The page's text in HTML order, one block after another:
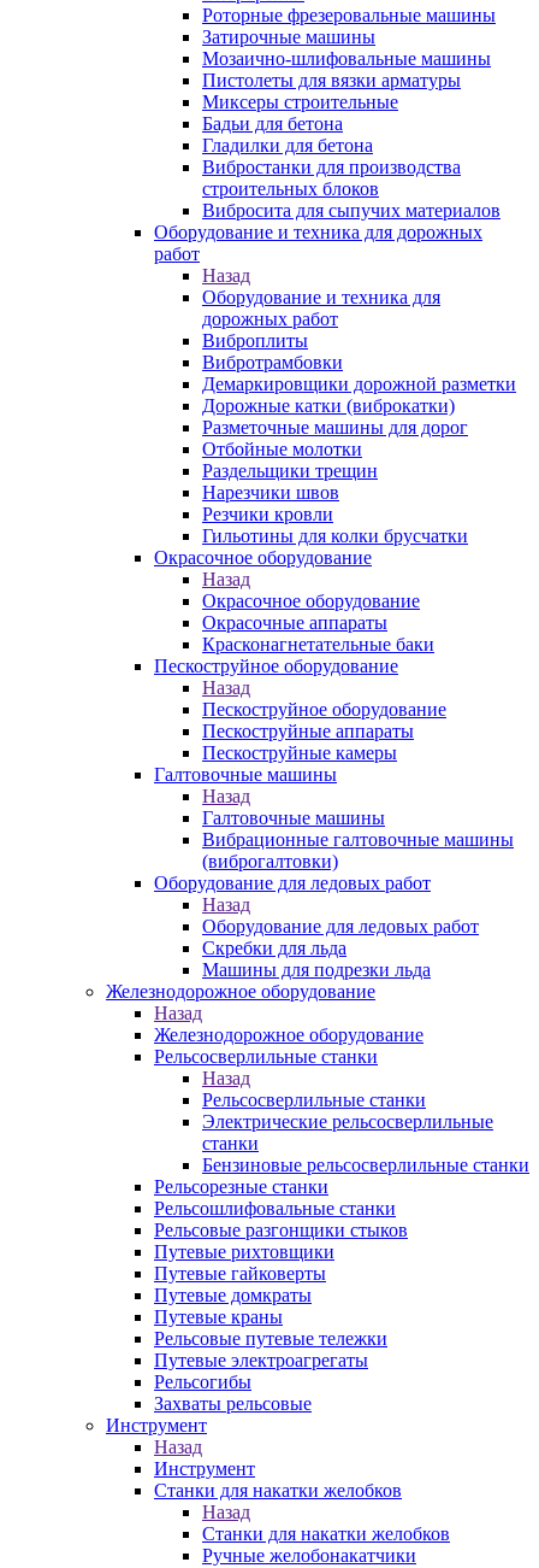
Роторные фрезеровальные машины
Затирочные машины
Мозаично-шлифовальные машины
Пистолеты для вязки арматуры
Миксеры строительные
Бадьи для бетона
Гладилки для бетона
Вибростанки для производства
строительных блоков
Вибросита для сыпучих материалов
Оборудование и техника для дорожных
работ
Назад
Оборудование и техника для
дорожных работ
Виброплиты
Вибротрамбовки
Демаркировщики дорожной разметки
Дорожные катки (виброкатки)
Разметочные машины для дорог
Отбойные молотки
Раздельщики трещин
Нарезчики швов
Резчики кровли
Гильотины для колки брусчатки
Окрасочное оборудование
Назад
Окрасочное оборудование
Окрасочные аппараты
Красконагнетательные баки
Пескоструйное оборудование
Назад
Пескоструйное оборудование
Пескоструйные аппараты
Пескоструйные камеры
Галтовочные машины
Назад
Галтовочные машины
Вибрационные галтовочные машины
(виброгалтовки)
Оборудование для ледовых работ
Назад
Оборудование для ледовых работ
Скребки для льда
Машины для подрезки льда
Железнодорожное оборудование
Назад
Железнодорожное оборудование
Рельсосверлильные станки
Назад
Рельсосверлильные станки
Электрические рельсосверлильные
станки
Бензиновые рельсосверлильные станки
Рельсорезные станки
Рельсошлифовальные станки
Рельсовые разгонщики стыков
Путевые рихтовщики
Путевые гайковерты
Путевые домкраты
Путевые краны
Рельсовые путевые тележки
Путевые электроагрегаты
Рельсогибы
Захваты рельсовые
Инструмент
Назад
Инструмент
Станки для накатки желобков
Назад
Станки для накатки желобков
Ручные желобонакатчики